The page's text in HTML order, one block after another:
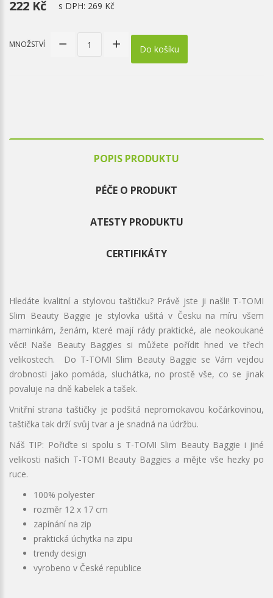
222 Kč s DPH: 269 Kč
MNOŽSTVÍ Do košíku
POPIS PRODUKTU
PÉČE O PRODUKT
ATESTY PRODUKTU
CERTIFIKÁTY
Hledáte kvalitní a stylovou taštičku? Právě jste ji našli! T-TOMI
Slim Beauty Baggie je stylovka ušitá v Česku na míru všem
maminkám, ženám, které mají rády praktické, ale neokoukané
věci! Naše Beauty Baggies si můžete pořídit hned ve třech
velikostech. Do T-TOMI Slim Beauty Baggie se Vám vejdou
drobnosti jako pomáda, sluchátka, no prostě vše, co se jinak
povaluje na dně kabelek a tašek.
Vnitřní strana taštičky je podšitá nepromokavou kočárkovinou,
taštička tak drží svůj tvar a je snadná na údržbu.
Náš TIP: Pořiďte si spolu s T-TOMI Slim Beauty Baggie i jiné
velikosti našich T-TOMI Beauty Baggies a mějte vše hezky po
ruce.
100% polyester
rozměr 12 x 17 cm
zapínání na zip
praktická úchytka na zipu
trendy design
vyrobeno v České republice